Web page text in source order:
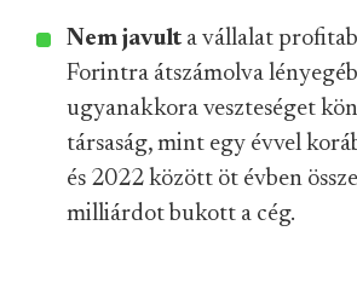
Nem javult a vállalat
Forintra átszámolva
ugyanakkora veszteséget
társaság, mint egy évvel
és 2022 között öt évben
milliárdot bukott a cég.